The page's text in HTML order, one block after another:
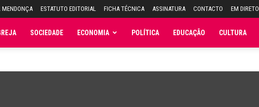
MENDONÇA ESTATUTO EDITORIAL FICHA TÉCNICA ASSINATURA CONTACTO EM DIRETO
SOCIEDADE ECONOMIA POLÍTICA EDUCAÇÃO CULTURA